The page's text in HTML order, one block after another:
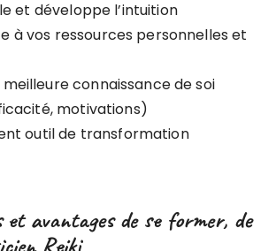
et développe l’intuition
à vos ressources personnelles et
connaissance de soi
motivations)
outil de transformation
avantages de se former, de
Reiki